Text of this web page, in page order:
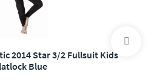
2014 Star 3/2 Fullsuit Kids
Blue